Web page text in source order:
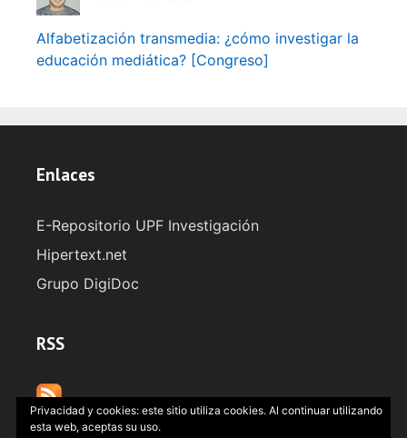
Alfabetización transmedia: ¿cómo investigar la
educación mediática? [Congreso]
Enlaces
E-Repositorio UPF Investigación
Hipertext.net
Grupo DigiDoc
RSS
Privacidad y cookies: este sitio utiliza cookies. Al continuar utilizando
esta web, aceptas su uso.